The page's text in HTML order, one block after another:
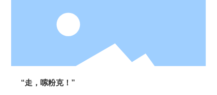
“走，嗦粉克！”